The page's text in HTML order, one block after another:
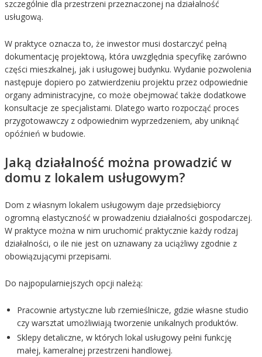
szczególnie dla przestrzeni przeznaczonej na działalność
usługową.
W praktyce oznacza to, że inwestor musi dostarczyć pełną
dokumentację projektową, która uwzględnia specyfikę zarówno
części mieszkalnej, jak i usługowej budynku. Wydanie pozwolenia
następuje dopiero po zatwierdzeniu projektu przez odpowiednie
organy administracyjne, co może obejmować także dodatkowe
konsultacje ze specjalistami. Dlatego warto rozpocząć proces
przygotowawczy z odpowiednim wyprzedzeniem, aby uniknąć
opóźnień w budowie.
Jaką działalność można prowadzić w
domu z lokalem usługowym?
Dom z własnym lokalem usługowym daje przedsiębiorcy
ogromną elastyczność w prowadzeniu działalności gospodarczej.
W praktyce można w nim uruchomić praktycznie każdy rodzaj
działalności, o ile nie jest on uznawany za uciążliwy zgodnie z
obowiązującymi przepisami.
Do najpopularniejszych opcji należą:
Pracownie artystyczne lub rzemieślnicze, gdzie własne studio
czy warsztat umożliwiają tworzenie unikalnych produktów.
Sklepy detaliczne, w których lokal usługowy pełni funkcję
małej, kameralnej przestrzeni handlowej.